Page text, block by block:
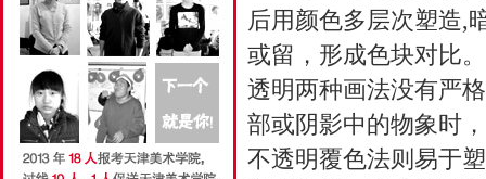
后用颜色多层次塑造,
或留，形成色块对比
透明两种画法没有严
部或阴影中的物象时
不透明覆色法则易于